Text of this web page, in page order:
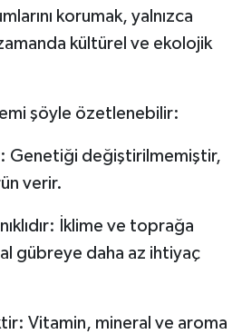
korumak, yalnızca
kültürel ve ekolojik
şöyle özetlenebilir:
Genetiği değiştirilmemiştir,
verir.
İklime ve toprağa
gübreye daha az ihtiyaç
Vitamin, mineral ve aroma